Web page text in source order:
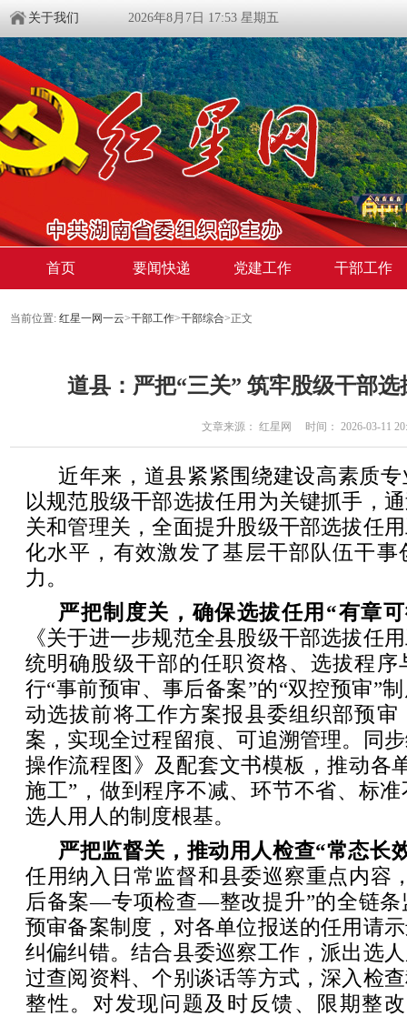
关于我们 2026年8月7日 17:53 星期五
首页 要闻快递 党建工作 干部工作
当前位置: 红星一网一云>干部工作>干部综合>正文
道县：严把“三关” 筑牢股级干部选
文章来源： 红星网 时间： 2026-03-11
近年来，道县紧紧围绕建设高素质
以规范股级干部选拔任用为关键抓手，
关和管理关，全面提升股级干部选拔任
化水平，有效激发了基层干部队伍干事
力。
严把制度关，确保选拔任用“有章
《关于进一步规范全县股级干部选拔任
统明确股级干部的任职资格、选拔程序
行“事前预审、事后备案”的“双控预审”
动选拔前将工作方案报县委组织部预审
案，实现全过程留痕、可追溯管理。同
操作流程图》及配套文书模板，推动各
施工”，做到程序不减、环节不省、标
选人用人的制度根基。
严把监督关，推动用人检查“常态长
任用纳入日常监督和县委巡察重点内容
后备案—专项检查—整改提升”的全链条
预审备案制度，对各单位报送的任用请
纠偏纠错。结合县委巡察工作，派出选
过查阅资料、个别谈话等方式，深入检
整性。对发现问题及时反馈、限期整